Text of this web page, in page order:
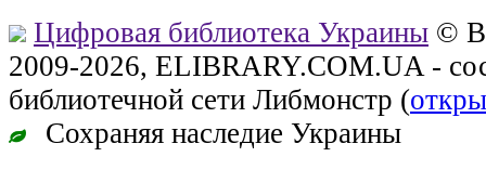
Цифровая библиотека Украины ©
2009-2026, ELIBRARY.COM.UA -
библиотечной сети Либмонстр (
Сохраняя наследие Украины